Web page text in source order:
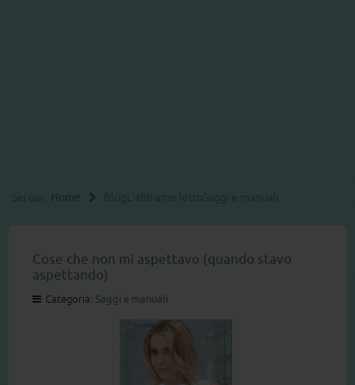
Sei qui: Home Blog L'abbiamo letto Saggi e manuali
Cose che non mi aspettavo (quando stavo
aspettando)
Categoria: Saggi e manuali